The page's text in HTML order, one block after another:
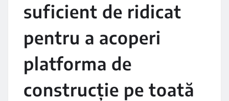
suficient de ridicat
pentru a acoperi
platforma de
construcție pe toată